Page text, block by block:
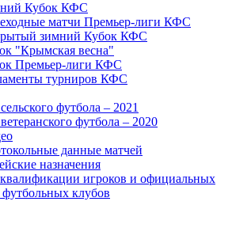
Кубок КФС
матчи Премьер-лиги КФС
зимний Кубок КФС
"Крымская весна"
Премьер-лиги КФС
турниров КФС
футбола – 2021
футбола – 2020
данные матчей
назначения
игроков и официальных
клубов